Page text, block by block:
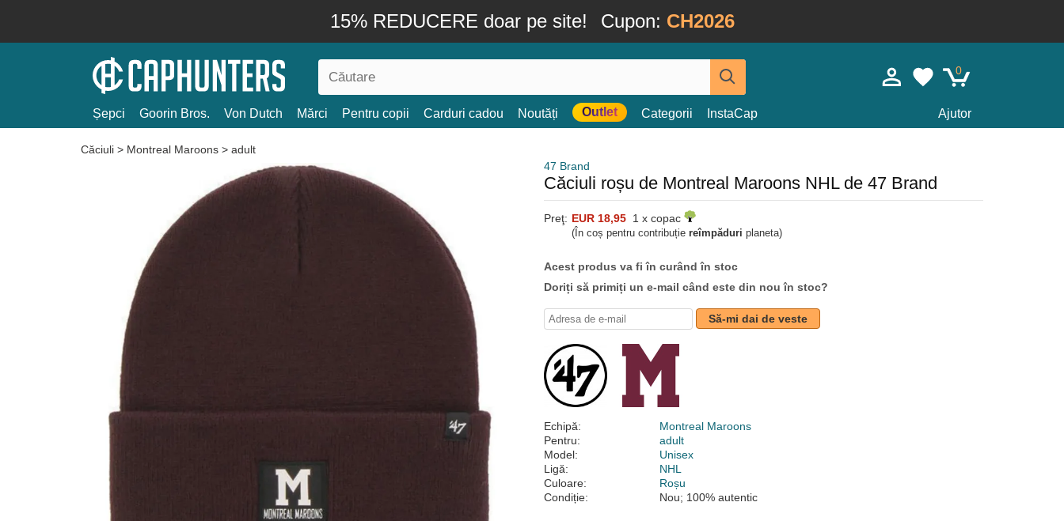
15% REDUCERE doar pe site! Cupon: CH2026
0
Șepci Goorin Bros. Von Dutch Mărci Pentru copii Carduri cadou Noutăți Outlet Categorii InstaCap Ajutor
Căciuli > Montreal Maroons > adult
47 Brand
Căciuli roșu de Montreal Maroons NHL de 47 Brand
Preţ: EUR 18,95 1 x copac
(În coș pentru contribuție reîmpăduri planeta)
Acest produs va fi în curând în stoc
Doriți să primiți un e-mail când este din nou în stoc?
Să-mi dai de veste
Echipă:
Montreal Maroons
Pentru:
adult
Model:
Unisex
Ligă:
NHL
Culoare:
Roșu
Condiție:
Nou; 100% autentic